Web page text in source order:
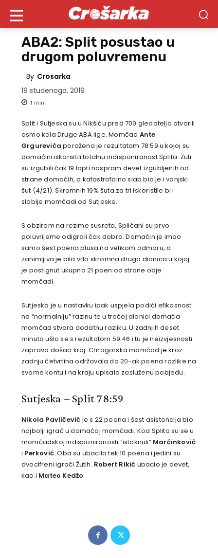
ABA2: Split posustao u
drugom poluvremenu
By Crosarka
19 studenoga, 2019
1 min.
Split i Sutjeska su u Nikšiću pred 700 gledatelja otvorili
osmo kola Druge ABA lige. Momčad Ante
Grgurevića poražena je rezultatom 78:59 u kojoj su
domaćini iskoristili totalnu indisponiranost Splita. Žuti
su izgubili čak 19 lopti naspram devet izgubljenih od
strane domaćih, a katastrofalno slab bio je i vanjski
šut (4/21). Skromnih 19% šuta za tri iskoristile bi i
slabije momčadi od Sutjeske.
S obzirom na rezime susreta, Splićani su prvo
poluvrijeme odigrali čak dobro. Domaćin je imao
samo šest poena plusa na velikom odmoru, a
zanimljiva je bila vrlo skromna druga dionica u kojoj
je postignut ukupno 21 poen od strane obje
momčadi.
Sutjeska je u nastavku ipak uspjela podići efikasnost
na “normalniju” razinu te u trećoj dionici domaća
momčad stvara dodatnu razliku. U zadnjih deset
minuta ušlo se s rezultatom 59:46 i tu je neizvjesnosti
zapravo došao kraj. Crnogorska momčad je kroz
zadnju četvrtina održavala do 20-ak poena razlike na
svome kontu i na kraju upisala zasluženu pobjedu.
Sutjeska – Split 78:59
Nikola Pavličević je s 22 poena i šest asistencija bio
najbolji igrač u domaćoj momčadi. Kod Splita su se u
momčadskoj indisponiranosti “istaknuli” Marčinković
i Perković.Oba su ubacila tek 10 poena i jedini su
dvocifreni igrači Žutih. Robert Rikić ubacio je devet,
kao i Mateo Kedžo.